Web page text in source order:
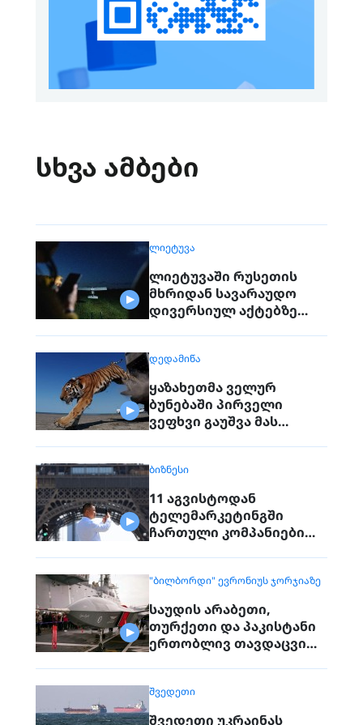
სხვა ამბები
ᲚᲘᲔᲢᲣᲕᲐ
ლიეტუვაში რუსეთის
მხრიდან სავარაუდო
დივერსიულ აქტებზე
ᲓᲔᲓᲐᲛᲘᲬᲐ
ყაზახეთმა ველურ
ბუნებაში პირველი
ვეფხვი გაუშვა მას
გაქრა თურანული ვეფხვი
ᲑᲘᲖᲜᲔᲡᲘ
11 აგვისტოდან
ტელემარკეტინგში
ჩართული კომპანიები
მოქალაქეებს
"ᲑᲘᲚᲑᲝᲠᲓᲘ" ᲔᲕᲠᲝᲜᲘᲣᲡ ᲯᲝᲠᲯᲘᲐᲖᲔ
საუდის არაბეთი,
თურქეთი და პაკისტანი
ერთობლივ თავდაცვით
ᲨᲕᲔᲓᲔᲗᲘ
შვედეთი უკრაინას